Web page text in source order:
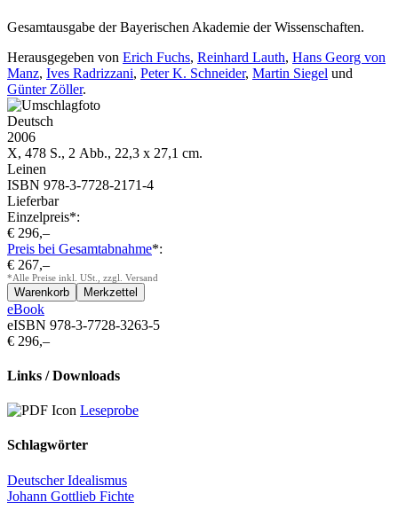
Gesamtausgabe der Bayerischen Akademie der Wissenschaften.
Herausgegeben von Erich Fuchs, Reinhard Lauth, Hans Georg von
Manz, Ives Radrizzani, Peter K. Schneider, Martin Siegel und
Günter Zöller.
Deutsch
2006
X, 478 S., 2 Abb., 22,3 x 27,1 cm.
Leinen
ISBN 978-3-7728-2171-4
Lieferbar
Einzelpreis*:
€ 296,–
Preis bei Gesamtabnahme*:
€ 267,–
*Alle Preise inkl. USt., zzgl. Versand
eBook
eISBN 978-3-7728-3263-5
€ 296,–
Links / Downloads
Leseprobe
Schlagwörter
Deutscher Idealismus
Johann Gottlieb Fichte